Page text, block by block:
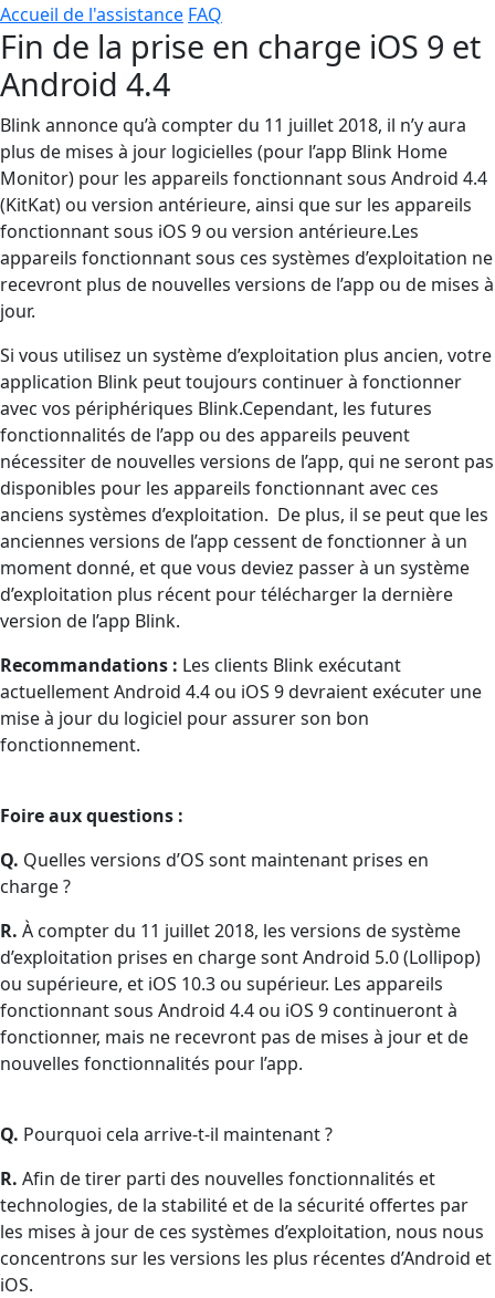
Accueil de l'assistance FAQ
Fin de la prise en charge iOS 9 et
Android 4.4
Blink annonce qu’à compter du 11 juillet 2018, il n’y aura
plus de mises à jour logicielles (pour l’app Blink Home
Monitor) pour les appareils fonctionnant sous Android 4.4
(KitKat) ou version antérieure, ainsi que sur les appareils
fonctionnant sous iOS 9 ou version antérieure.Les
appareils fonctionnant sous ces systèmes d’exploitation ne
recevront plus de nouvelles versions de l’app ou de mises à
jour.
Si vous utilisez un système d’exploitation plus ancien, votre
application Blink peut toujours continuer à fonctionner
avec vos périphériques Blink.Cependant, les futures
fonctionnalités de l’app ou des appareils peuvent
nécessiter de nouvelles versions de l’app, qui ne seront pas
disponibles pour les appareils fonctionnant avec ces
anciens systèmes d’exploitation. De plus, il se peut que les
anciennes versions de l’app cessent de fonctionner à un
moment donné, et que vous deviez passer à un système
d’exploitation plus récent pour télécharger la dernière
version de l’app Blink.
Recommandations : Les clients Blink exécutant
actuellement Android 4.4 ou iOS 9 devraient exécuter une
mise à jour du logiciel pour assurer son bon
fonctionnement.
Foire aux questions :
Q. Quelles versions d’OS sont maintenant prises en
charge ?
R. À compter du 11 juillet 2018, les versions de système
d’exploitation prises en charge sont Android 5.0 (Lollipop)
ou supérieure, et iOS 10.3 ou supérieur. Les appareils
fonctionnant sous Android 4.4 ou iOS 9 continueront à
fonctionner, mais ne recevront pas de mises à jour et de
nouvelles fonctionnalités pour l’app.
Q. Pourquoi cela arrive-t-il maintenant ?
R. Afin de tirer parti des nouvelles fonctionnalités et
technologies, de la stabilité et de la sécurité offertes par
les mises à jour de ces systèmes d’exploitation, nous nous
concentrons sur les versions les plus récentes d’Android et
iOS.